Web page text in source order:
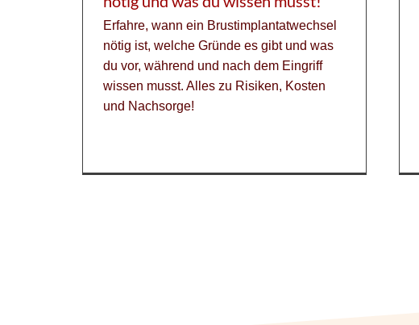
Erfahre, wann ein Brustimplantatwechsel
nötig ist, welche Gründe es gibt und was
du vor, während und nach dem Eingriff
wissen musst. Alles zu Risiken, Kosten
und Nachsorge!